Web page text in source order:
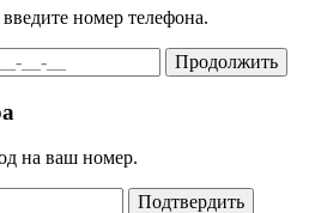
номер телефона.
Продолжить
на ваш номер.
Подтвердить